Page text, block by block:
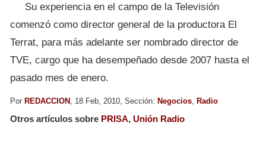
Su experiencia en el campo de la Televisión
comenzó como director general de la productora El
Terrat, para más adelante ser nombrado director de
TVE, cargo que ha desempeñado desde 2007 hasta el
pasado mes de enero.
Por REDACCION , 18 Feb, 2010, Sección: Negocios, Radio
Otros artículos sobre PRISA, Unión Radio